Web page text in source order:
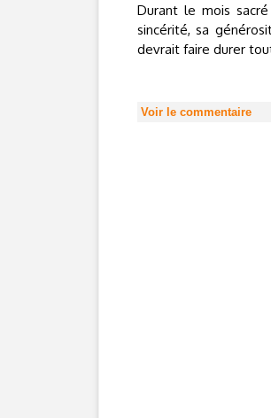
Durant le mois
sincérité, sa
devrait faire durer
Voir le commentaire